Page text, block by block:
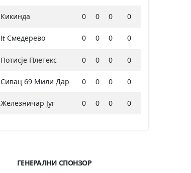
Кикинда 0 0 0 0
Смедерево 0 0 0 0
Потисје Плетекс 0 0 0 0
Сивац 69 Мили Дар 0 0 0 0
Железничар Југ 0 0 0 0
ГЕНЕРАЛНИ СПОНЗОР